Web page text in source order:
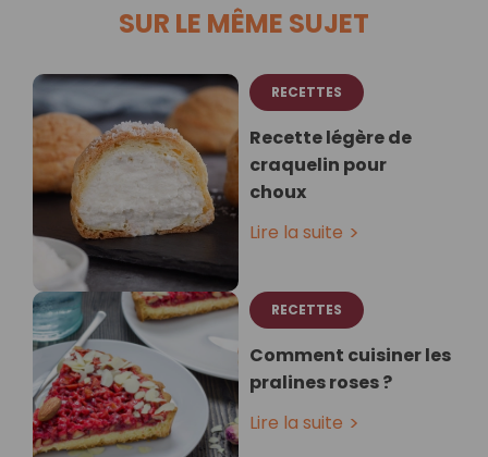
SUR LE MÊME SUJET
RECETTES
Recette légère de
craquelin pour
choux
Lire la suite
RECETTES
Comment cuisiner les
pralines roses ?
Lire la suite